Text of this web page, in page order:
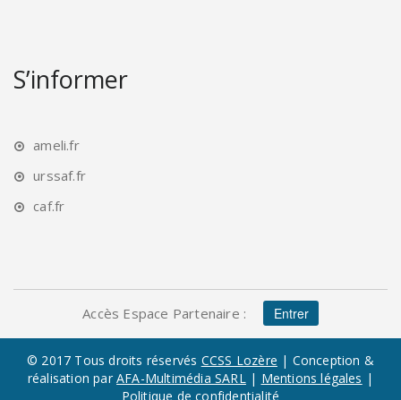
S’informer
ameli.fr
urssaf.fr
caf.fr
Accès Espace Partenaire : Entrer
© 2017 Tous droits réservés CCSS Lozère | Conception &
réalisation parAFA-Multimédia SARL | Mentions légales |
Politique de confidentialité